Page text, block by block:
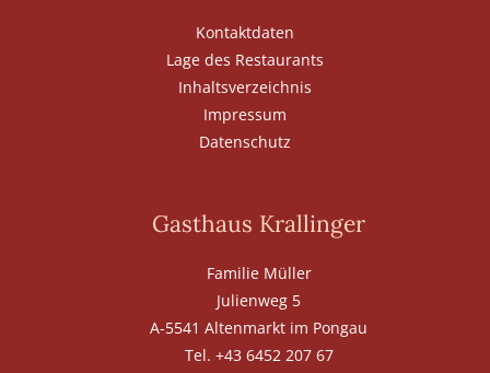
Kontaktdaten
Lage des Restaurants
Inhaltsverzeichnis
Impressum
Datenschutz
Gasthaus Krallinger
Familie Müller
Julienweg 5
A-5541 Altenmarkt im Pongau
Tel. +43 6452 207 67